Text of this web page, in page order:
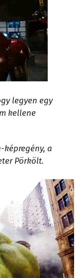
legyen egy
kellene
képregény, a
Pörkölt.